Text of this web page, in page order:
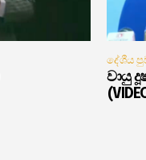
දේශීය
වායු